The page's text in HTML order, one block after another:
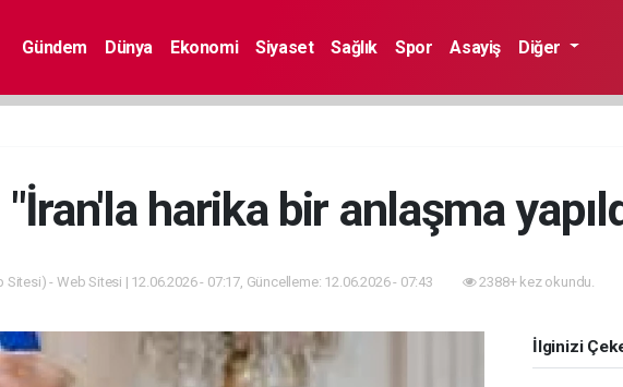
Gündem Dünya Ekonomi Siyaset Sağlık Spor Asayiş Diğer
harika bir anlaşma
Sitesi) - Web Sitesi | 12.06.2026 - 07:17, Güncelleme: 12.06.2026 - 07:43 2388+ kez okundu.
İlginizi